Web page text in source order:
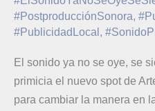
#PostproducciónSonora,
#PublicidadLocal ,
El sonido ya no se oye, se
primicia el nuevo spot de
para cambiar la manera en